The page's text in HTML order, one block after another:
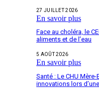
27 JUILLET 2026
En savoir plus
Face au choléra, le
aliments et de l’eau
5 AOÛT 2026
En savoir plus
Santé : Le CHU
innovations lors